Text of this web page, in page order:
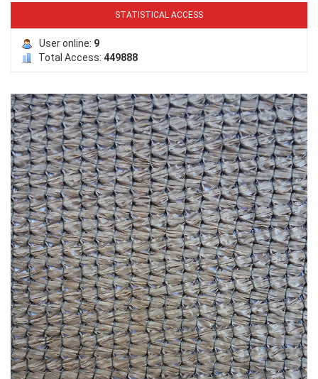
LƯỚI PHƠI NÔNG SẢN
LƯỚI HÀNG RÀO HÌNH VUÔNG
STATISTICAL ACCESS
User online: 9
Total Access: 449888